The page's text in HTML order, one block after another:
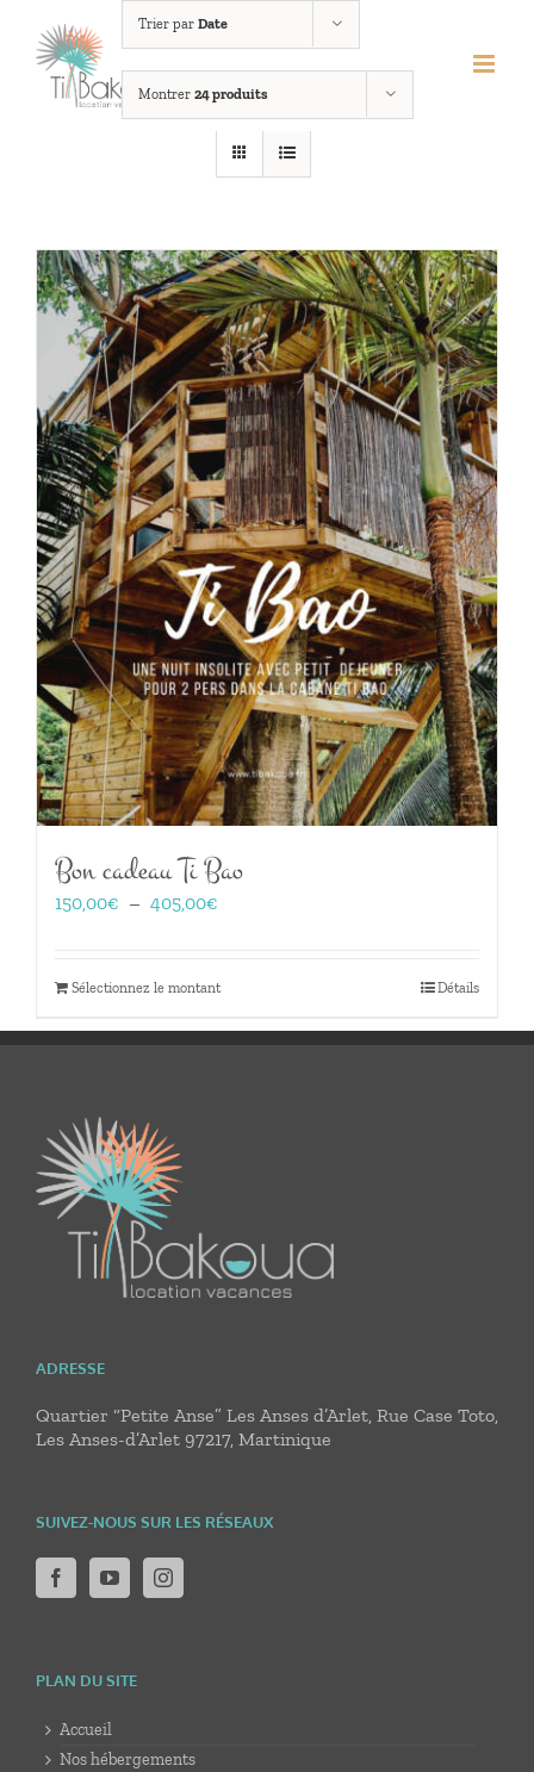
contenu
Trier par Date
Montrer 24 produits
Bon cadeau Ti Bao
150,00€ – 405,00€
à
Sélectionnez le montant Détails
ADRESSE
Quartier “Petite Anse” Les Anses d’Arlet, Rue Case Toto,
Les Anses-d’Arlet 97217, Martinique
SUIVEZ-NOUS SUR LES RÉSEAUX
PLAN DU SITE
Accueil
Nos hébergements